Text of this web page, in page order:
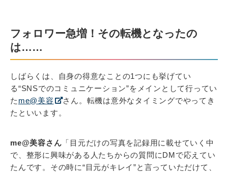
フォロワー急増！その転機となったの
は……
しばらくは、自身の得意なことの1つにも挙げてい
る“SNSでのコミュニケーション”をメインとして行ってい
た me@美容
さん。転機は意外なタイミングでやってき
たといいます。
me@美容さん 「目元だけの写真を記録用に載せていく中
で、整形に興味がある人たちからの質問にDMで応えてい
たんです。その時に“目元がキレイ”と言っていただけて、